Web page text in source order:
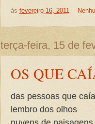
às fevereiro 16, 2011
terça-feira, 15 de
OS QUE
das pessoas que
lembro dos olhos